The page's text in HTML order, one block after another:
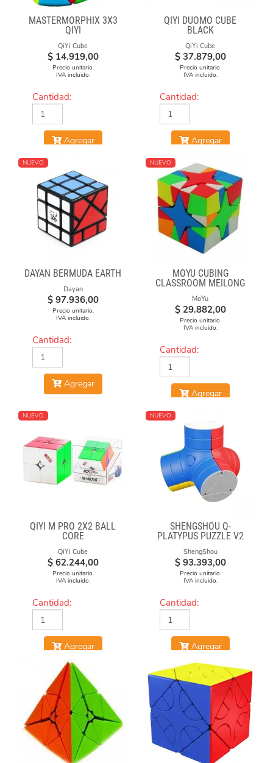
MASTERMORPHIX 3X3
QIYI
QiYi Cube
$ 14.919,00
Precio unitario.
IVA incluido.
Cantidad:
Agregar
QIYI DUOMO CUBE
BLACK
QiYi Cube
$ 37.879,00
Precio unitario.
IVA incluido.
Cantidad:
Agregar
NUEVO
DAYAN BERMUDA EARTH
Dayan
$ 97.936,00
Precio unitario.
IVA incluido.
Cantidad:
Agregar
NUEVO
MOYU CUBING
CLASSROOM MEILONG
POLARIS CUBE
STICKERLESS
MoYu
$ 29.882,00
Precio unitario.
IVA incluido.
Cantidad:
Agregar
NUEVO
QIYI M PRO 2X2 BALL
CORE
QiYi Cube
$ 62.244,00
Precio unitario.
IVA incluido.
Cantidad:
Agregar
NUEVO
SHENGSHOU Q-
PLATYPUS PUZZLE V2
ShengShou
$ 93.393,00
Precio unitario.
IVA incluido.
Cantidad:
Agregar